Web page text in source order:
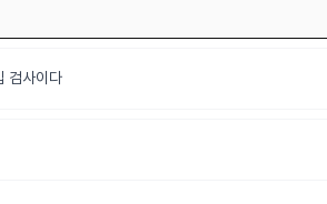
검사이다